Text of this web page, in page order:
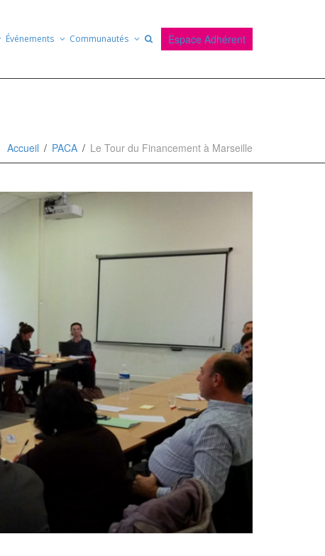
Événements Communautés Espace Adhérent
Accueil PACA Le Tour du Financement à Marseille